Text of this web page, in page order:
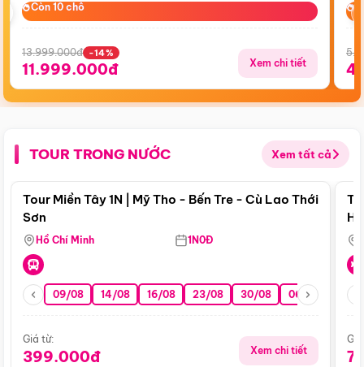
Còn 10 chỗ
Còn 10 chỗ
13.999.000đ -14%
11.999.000đ Xem chi tiết
TOUR TRONG NƯỚC Xem tất cả
Điểm nổi bật
Tour Miền Tây 1N | Mỹ Tho - Bến Tre - Cù Lao Thới
Sơn
Hồ Chí Minh 1N0Đ
09/08 14/08 16/08 23/08 30/08 06/09 13/09
Giá từ:
399.000đ Xem chi tiết